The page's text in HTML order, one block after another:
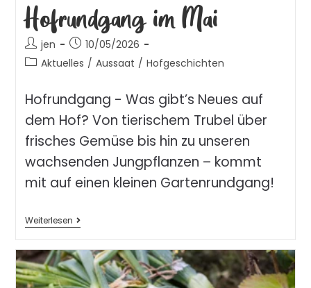
Hofrundgang im Mai
jen
10/05/2026
Aktuelles / Aussaat / Hofgeschichten
Hofrundgang - Was gibt’s Neues auf
dem Hof? Von tierischem Trubel über
frisches Gemüse bis hin zu unseren
wachsenden Jungpflanzen – kommt
mit auf einen kleinen Gartenrundgang!
Weiterlesen